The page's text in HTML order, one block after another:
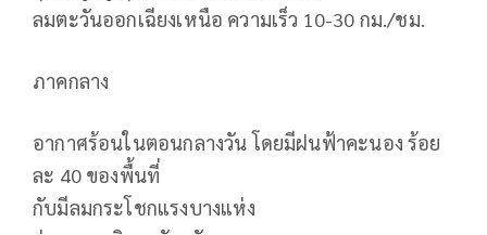
ลมตะวันออกเฉียงเหนือ ความเร็ว 10-30 กม./ชม.
ภาคกลาง
อากาศร้อนในตอนกลางวัน โดยมีฝนฟ้าคะนอง ร้อย
ละ 40 ของพื้นที่
กับมีลมกระโชกแรงบางแห่ง